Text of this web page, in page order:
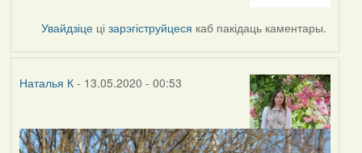
Наталья
К
Увайдзіце цізарэгіструйцеся каб пакідаць каментары.
Наталья К- 13.05.2020 - 00:53